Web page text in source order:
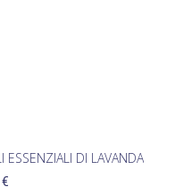
ESSENZIALI DI LAVANDA